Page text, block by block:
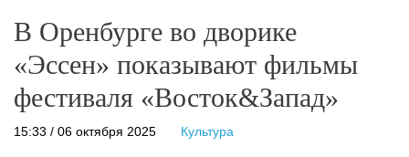
В Оренбурге во дворике
«Эссен» показывают фильмы
фестиваля «Восток&Запад»
15:33 / 06 октября 2025 Культура